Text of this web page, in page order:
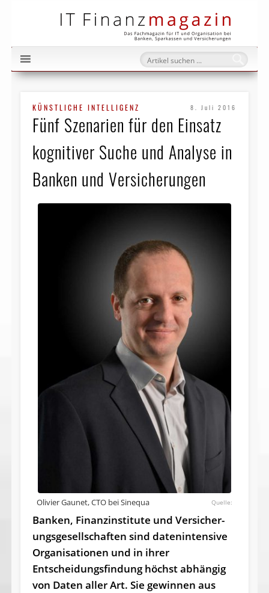
KÜNSTLICHE INTELLIGENZ 8. Juli 2016
Fünf Szenarien für den Einsatz
kognitiver Suche und Analyse in
Banken und Versicherungen
Olivier Gaunet, CTO bei Sinequa
Banken, Finanzinstitute und Versicher­
ungs­ge­sell­schaften sind datenintensive
Organisationen und in ihrer
Entscheidungsfindung höchst abhängig
von Daten aller Art. Sie gewinnen aus